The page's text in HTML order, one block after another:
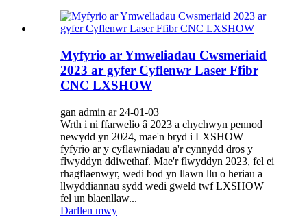
Myfyrio ar Ymweliadau Cwsmeriaid
2023 ar gyfer Cyflenwr Laser Ffibr
CNC LXSHOW
gan admin ar 24-01-03
Wrth i ni ffarwelio â 2023 a chychwyn pennod
newydd yn 2024, mae'n bryd i LXSHOW
fyfyrio ar y cyflawniadau a'r cynnydd dros y
flwyddyn ddiwethaf. Mae'r flwyddyn 2023, fel ei
rhagflaenwyr, wedi bod yn llawn llu o heriau a
llwyddiannau sydd wedi gweld twf LXSHOW
fel un blaenllaw...
Darllen mwy